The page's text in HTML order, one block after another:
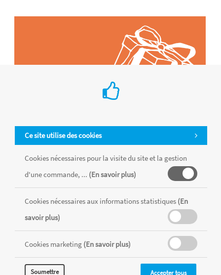
Ce site utilise des cookies
Cookies nécessaires pour la visite du site et la gestion
d'une commande, ... (En savoir plus)
Cookies nécessaires aux informations statistiques (En
savoir plus)
Cookies marketing (En savoir plus)
Soumettre Accepter tous
Tous les produits sont vendus dans la limite des stocks disponibles de
chaque magasin, toutes taxes comprises.
CONDITIONS GÉNÉRALES
RÉALISÉ AVEC MERCATOR
CMS